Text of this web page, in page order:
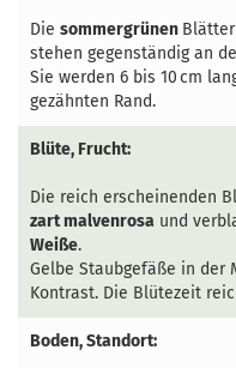
Die sommergrünen
stehen gegenständig an
Sie werden 6 bis 10 cm
gezähnten Rand.
Blüte, Frucht:
Die reich erscheinenden
zart malvenrosa und
Weiße.
Gelbe Staubgefäße in
Kontrast. Die Blütezeit
Boden, Standort: